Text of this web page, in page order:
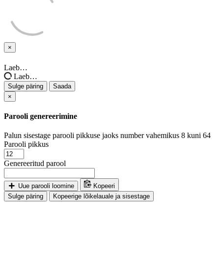
×
Sulge
Laeb…
Laeb…
Sulge päring
Saada
×
Parooli genereerimine
Palun sisestage parooli pikkuse jaoks number vahemikus 8 kuni 64
Parooli pikkus
Genereeritud parool
Uue parooli loomine
Kopeeri
Sulge päring
Kopeerige lõikelauale ja sisestage